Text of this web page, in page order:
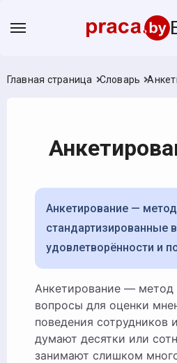
Главная страница Словарь
Анкетирование — метод сбора данных через
стандартизированные
удовлетворённости и
Анкетирование — метод сбора данных через стандартизированные
вопросы для оценки
поведения сотрудников
думают десятки или
занимают слишком